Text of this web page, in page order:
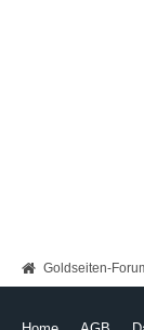
Goldseiten-